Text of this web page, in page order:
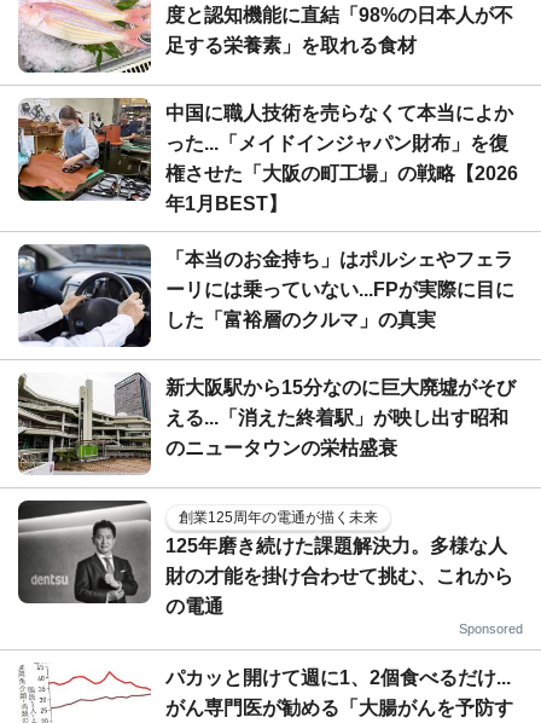
度と認知機能に直結「98%の日本人が不
足する栄養素」を取れる食材
中国に職人技術を売らなくて本当によか
った...「メイドインジャパン財布」を復
権させた「大阪の町工場」の戦略【2026
年1月BEST】
「本当のお金持ち」はポルシェやフェラ
ーリには乗っていない...FPが実際に目に
した「富裕層のクルマ」の真実
新大阪駅から15分なのに巨大廃墟がそび
える...「消えた終着駅」が映し出す昭和
のニュータウンの栄枯盛衰
創業125周年の電通が描く未来
125年磨き続けた課題解決力。多様な人
財の才能を掛け合わせて挑む、これから
の電通
Sponsored
パカッと開けて週に1、2個食べるだけ...
がん専門医が勧める「大腸がんを予防す